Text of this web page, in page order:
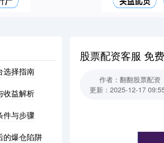
股票配资客服 免
作者：翻翻股票配资
更新：2025-12-17
选择指南
收益解析
件与步骤
的爆仓陷阱